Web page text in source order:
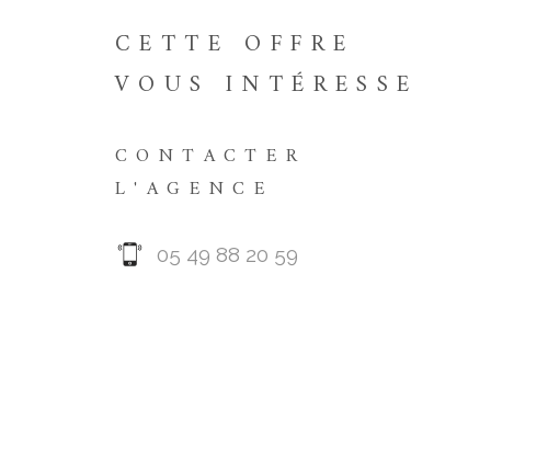
CETTE OFFRE
VOUS INTÉRESSE
CONTACTER
L'AGENCE
05 49 88 20 59